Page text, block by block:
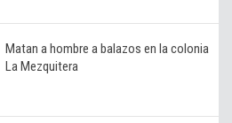
Matan a hombre a balazos en la colonia
La Mezquitera